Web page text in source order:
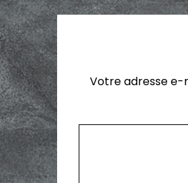
Votre adresse e-